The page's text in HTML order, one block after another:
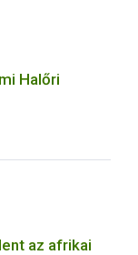
Halőri
az afrikai